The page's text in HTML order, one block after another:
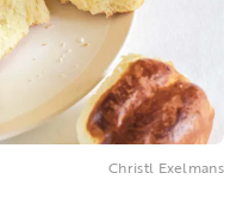
Christl Exelmans